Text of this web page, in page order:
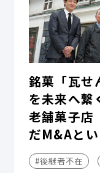
銘菓「瓦せ
を未来へ繋
老舗菓子店
だM&Aと
#後継者不在